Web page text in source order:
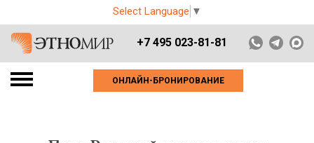
Select Language ▼
+7 495 023-81-81
ОНЛАЙН-БРОНИРОВАНИЕ